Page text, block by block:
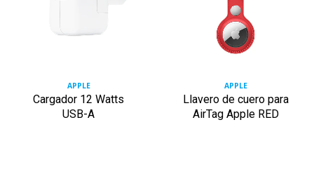
APPLE
Cargador 12 Watts
USB-A
APPLE
Llavero de cuero para
AirTag Apple RED